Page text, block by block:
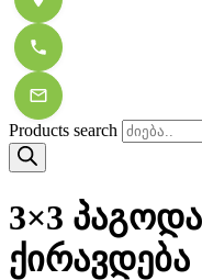
Products search
3×3
ქირავდება